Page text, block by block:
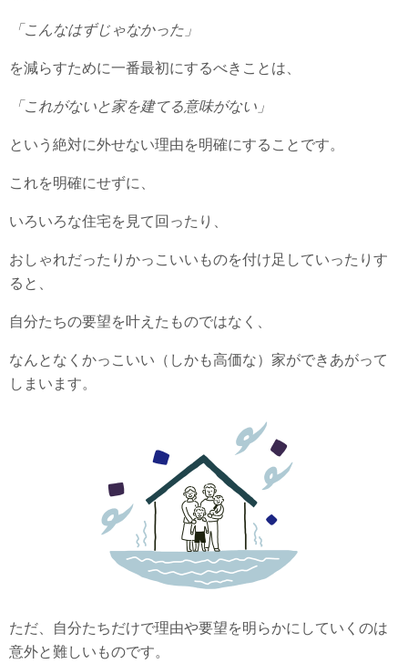
「こんなはずじゃなかった」
を減らすために一番最初にするべきことは、
「これがないと家を建てる意味がない」
という絶対に外せない理由を明確にすることです。
これを明確にせずに、
いろいろな住宅を見て回ったり、
おしゃれだったりかっこいいものを付け足していったりす
ると、
自分たちの要望を叶えたものではなく、
なんとなくかっこいい（しかも高価な）家ができあがって
しまいます。
ただ、自分たちだけで理由や要望を明らかにしていくのは
意外と難しいものです。